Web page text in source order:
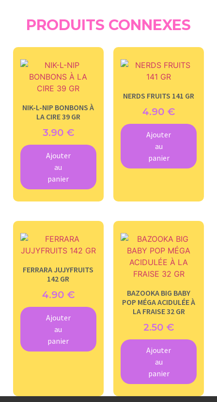
PRODUITS CONNEXES
NIK-L-NIP BONBONS À
LA CIRE 39 GR
3.90 €
Ajouter
au
panier
NERDS FRUITS 141 GR
4.90 €
Ajouter
au
panier
FERRARA JUJYFRUITS
142 GR
4.90 €
Ajouter
au
panier
BAZOOKA BIG BABY
POP MÉGA ACIDULÉE À
LA FRAISE 32 GR
2.50 €
Ajouter
au
panier